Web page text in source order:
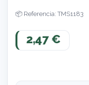
Referencia: TMS1183
2,47 €